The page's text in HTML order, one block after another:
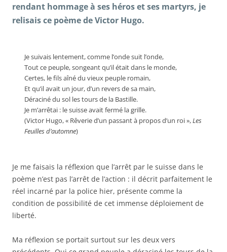
rendant hommage à ses héros et ses martyrs, je
relisais ce poème de Victor Hugo.
Je suivais lentement, comme l’onde suit l’onde,
Tout ce peuple, songeant qu’il était dans le monde,
Certes, le fils aîné du vieux peuple romain,
Et qu’il avait un jour, d’un revers de sa main,
Déraciné du sol les tours de la Bastille.
Je m’arrêtai : le suisse avait fermé la grille.
(Victor Hugo, « Rêverie d’un passant à propos d’un roi »,Les
Feuilles d’automne)
Je me faisais la réflexion que l’arrêt par le suisse dans le
poème n’est pas l’arrêt de l’action : il décrit parfaitement le
réel incarné par la police hier, présente comme la
condition de possibilité de cet immense déploiement de
liberté.
Ma réflexion se portait surtout sur les deux vers